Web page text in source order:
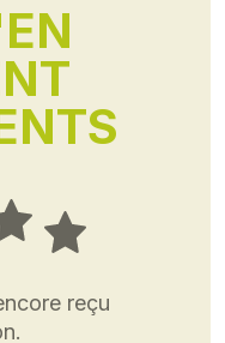
reçu